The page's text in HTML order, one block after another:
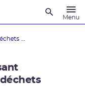
Menu
...